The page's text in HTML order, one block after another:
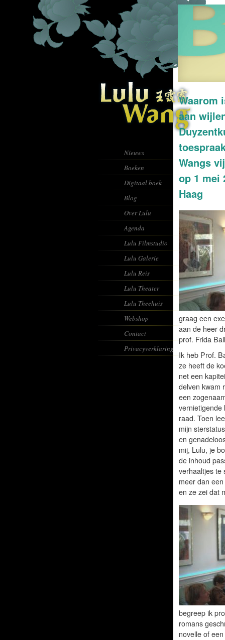
Nieuws
Boeken
Digitaal boek
Blog
Over Lulu
Agenda
Lulu Filmstudio
Lulu Galerie
Lulu Reis
Lulu Theater
Lulu Theehuis
Webshop
Contact
Privacyverklaring
Waarom
aan
Wangs
op 1 mei
Haag
graag een
aan de heer
prof. Frida
Ik heb Prof.
ze heeft de
net een
delven kwam
een
vernietigende
raad. Toen
mijn
en
mij, Lulu, je
de inhoud
verhaaltjes te
meer dan
en ze zei dat
begreep ik
romans
novelle of